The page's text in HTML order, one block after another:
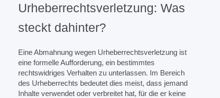
Urheberrechtsverletzung: Was
steckt dahinter?
Eine Abmahnung wegen Urheberrechtsverletzung ist
eine formelle Aufforderung, ein bestimmtes
rechtswidriges Verhalten zu unterlassen. Im Bereich
des Urheberrechts bedeutet dies meist, dass jemand
Inhalte verwendet oder verbreitet hat, für die er keine